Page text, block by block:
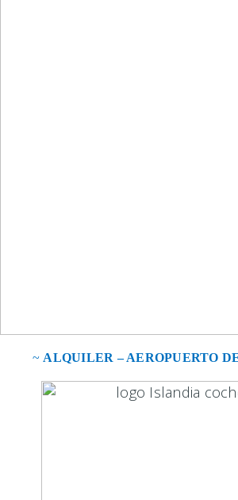
~ ALQUILER – AEROPUERTO